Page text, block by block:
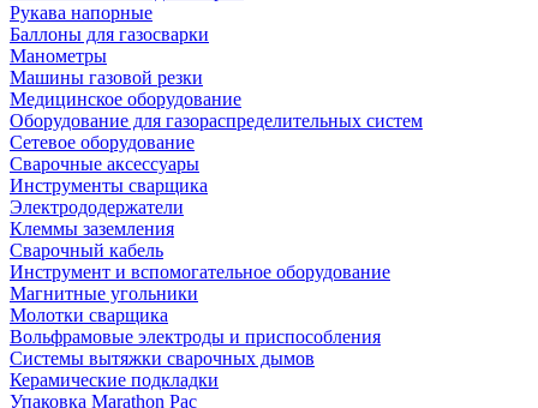
Рукава напорные
Баллоны для газосварки
Манометры
Машины газовой резки
Медицинское оборудование
Оборудование для газораспределительных систем
Сетевое оборудование
Сварочные аксессуары
Инструменты сварщика
Электрододержатели
Клеммы заземления
Сварочный кабель
Инструмент и вспомогательное оборудование
Магнитные угольники
Молотки сварщика
Вольфрамовые электроды и приспособления
Системы вытяжки сварочных дымов
Керамические подкладки
Упаковка Marathon Pac